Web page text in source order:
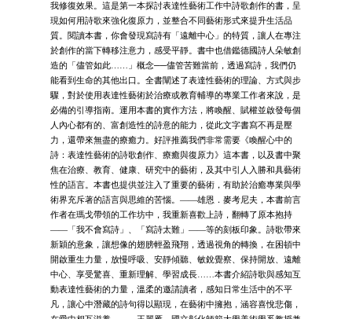
我修復效果。這是第一本探討表達性藝術工作中詩歌創作的書，呈
現如何用詩歌來強化復原力，並整合不同藝術形式來提升生活品
質。閱讀本書，你會發現寫詩有「遠離中心」的特質，讓人在專注
於創作的當下轉移注意力，感受平靜。書中也借鑑德國詩人朵敏創
造的「儘管如此……」概念──儘管苦難當前，透過寫詩，我們仍
能看到生命的其他出口。全書闡述了表達性藝術的理論、方式與步
驟，對於使用表達性藝術於治療或教育輔導的專業工作者來說，是
必備的引導指南。運用本書的實作方法，將喚醒、賦權並啟發每個
人內心都有的、富創造性的詩意的能力，從此文字書寫不再是壓
力，還帶來無盡的療癒力。好評推薦我們非常需要《喚醒心中的
詩：表達性藝術的詩歌創作、療癒與復原力》這本書，以及書中聚
焦在治療、教育、健康、研究中的藝術，及其中引人入勝和具藝術
性的語言。本書也提供並注入了重要的藝術，有助於治癒專業與學
術界充斥著的語言與思維的苦惱。——雄恩．麥考尼夫，本書前言
作者在瑪戈帶領的工作坊中，我重新喜歡上詩，翻轉了原本抱持
——「我不會寫詩」、「寫詩太難」——等的刻板印象。詩歌帶來
新穎的意象，讓想像的翅膀輕盈飛翔，透過視角的轉換，在困頓中
開啟重生力量，放慢呼吸、安靜傾聽、敏銳覺察、保持開放、遠離
中心、享受驚喜、重新理解、學習成長……本書介紹詩歌與感知互
動表達性藝術的力量，溫柔的邀請讀者，感知日常生活中的不平
凡，讓心中潛藏的詩句得以顯現，在藝術中擁抱，涵容喜悅悲傷，